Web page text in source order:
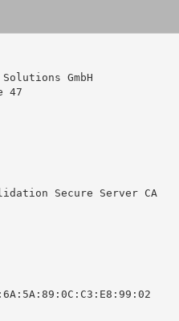
GmbH
47
Secure Server CA